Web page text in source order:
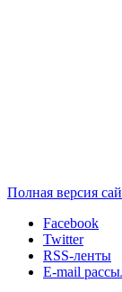
Полная версия
Facebook
Twitter
RSS-ленты
E-mail